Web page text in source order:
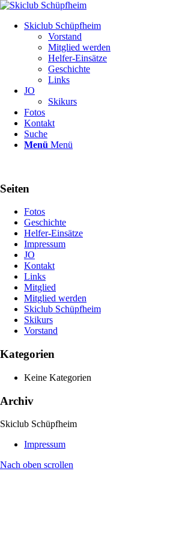
Skiclub Schüpfheim
Vorstand
Mitglied werden
Helfer-Einsätze
Geschichte
Links
JO
Skikurs
Fotos
Kontakt
Suche
Menü Menü
Seiten
Fotos
Geschichte
Helfer-Einsätze
Impressum
JO
Kontakt
Links
Mitglied
Mitglied werden
Skiclub Schüpfheim
Skikurs
Vorstand
Kategorien
Keine Kategorien
Archiv
Skiclub Schüpfheim
Impressum
Nach oben scrollen